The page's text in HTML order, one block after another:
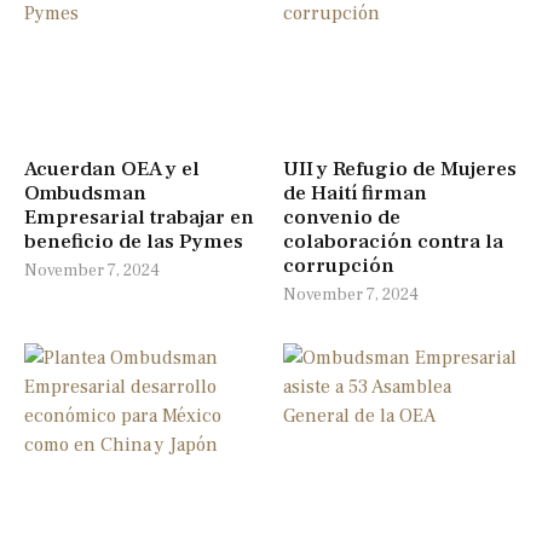
Acuerdan OEA y el
Ombudsman
Empresarial trabajar en
beneficio de las Pymes
November 7, 2024
UII y Refugio de Mujeres
de Haití firman
convenio de
colaboración contra la
corrupción
November 7, 2024